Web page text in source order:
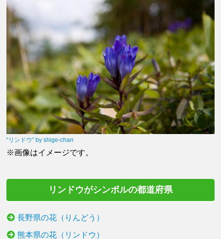
“リンドウ” by shige-chan
※画像はイメージです。
リンドウがシンボルの都道府県
長野県の花（りんどう）
熊本県の花（リンドウ）